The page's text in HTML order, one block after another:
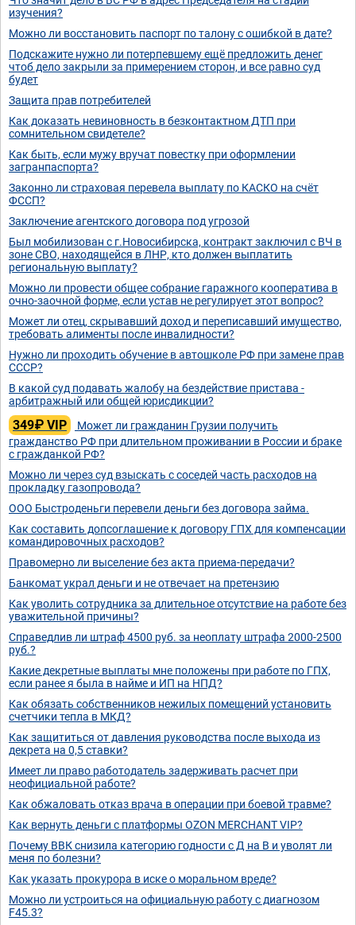
изучения?
Можно ли восстановить паспорт по талону с ошибкой в дате?
Подскажите нужно ли потерпевшему ещё предложить денег
чтоб дело закрыли за примерением сторон, и все равно суд
будет
Защита прав потребителей
Как доказать невиновность в безконтактном ДТП при
сомнительном свидетеле?
Как быть, если мужу вручат повестку при оформлении
загранпаспорта?
Законно ли страховая перевела выплату по КАСКО на счёт
ФССП?
Заключение агентского договора под угрозой
Был мобилизован с г.Новосибирска, контракт заключил с ВЧ в
зоне СВО, находящейся в ЛНР, кто должен выплатить
региональную выплату?
Можно ли провести общее собрание гаражного кооператива в
очно-заочной форме, если устав не регулирует этот вопрос?
Может ли отец, скрывавший доход и переписавший имущество,
требовать алименты после инвалидности?
Нужно ли проходить обучение в автошколе РФ при замене прав
СССР?
В какой суд подавать жалобу на бездействие пристава -
арбитражный или общей юрисдикции?
349₽ VIP
Может ли гражданин Грузии получить
гражданство РФ при длительном проживании в России и браке
с гражданкой РФ?
Можно ли через суд взыскать с соседей часть расходов на
прокладку газопровода?
ООО Быстроденьги перевели деньги без договора займа.
Как составить допсоглашение к договору ГПХ для компенсации
командировочных расходов?
Правомерно ли выселение без акта приема-передачи?
Банкомат украл деньги и не отвечает на претензию
Как уволить сотрудника за длительное отсутствие на работе без
уважительной причины?
Справедлив ли штраф 4500 руб. за неоплату штрафа 2000-2500
руб.?
Какие декретные выплаты мне положены при работе по ГПХ,
если ранее я была в найме и ИП на НПД?
Как обязать собственников нежилых помещений установить
счетчики тепла в МКД?
Как защититься от давления руководства после выхода из
декрета на 0,5 ставки?
Имеет ли право работодатель задерживать расчет при
неофициальной работе?
Как обжаловать отказ врача в операции при боевой травме?
Как вернуть деньги с платформы OZON MERCHANT VIP?
Почему ВВК снизила категорию годности с Д на В и уволят ли
меня по болезни?
Как указать прокурора в иске о моральном вреде?
Можно ли устроиться на официальную работу с диагнозом
F45.3?